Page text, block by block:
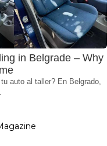
in Belgrade – Why
auto al taller? En Belgrado,